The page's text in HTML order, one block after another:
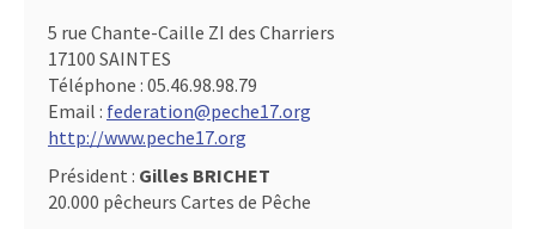
5 rue Chante-Caille ZI des Charriers
17100 SAINTES
Téléphone : 05.46.98.98.79
Email : federation@peche17.org
http://www.peche17.org
Président : Gilles BRICHET
20.000 pêcheurs Cartes de Pêche